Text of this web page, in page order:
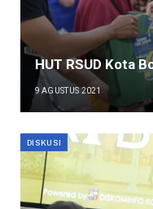
HUT RSUD Kota
9 AGUSTUS 2021
DISKUSI